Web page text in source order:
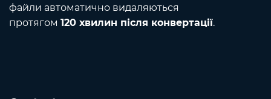
файли автоматично видаляються
протягом 120 хвилин після конвертації.